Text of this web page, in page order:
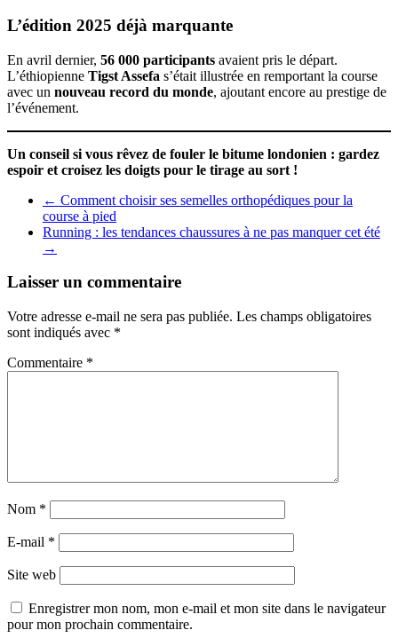
L’édition 2025 déjà marquante
En avril dernier, 56 000 participants avaient pris le départ.
L’éthiopienne Tigst Assefa s’était illustrée en remportant la course
avec un nouveau record du monde, ajoutant encore au prestige de
l’événement.
Un conseil si vous rêvez de fouler le bitume londonien : gardez
espoir et croisez les doigts pour le tirage au sort !
← Comment choisir ses semelles orthopédiques pour la
course à pied
Running : les tendances chaussures à ne pas manquer cet été
→
Laisser un commentaire
Votre adresse e-mail ne sera pas publiée. Les champs obligatoires
sont indiqués avec *
Commentaire *
Nom *
E-mail *
Site web
Enregistrer mon nom, mon e-mail et mon site dans le navigateur
pour mon prochain commentaire.